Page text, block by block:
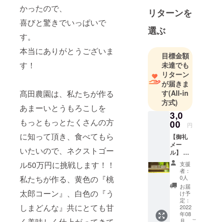
かったので、
喜びと驚きでいっぱいで
す。
本当にありがとうございま
す！
髙田農園は、私たちが作る
あまーいとうもろこしを
もっともっとたくさんの方
に知って頂き、食べてもら
いたいので、ネクストゴー
ル50万円に挑戦します！！
私たちが作る、黄色の『桃
太郎コーン』、白色の『う
しまどんな』共にとても甘
リターンを
選ぶ
目標金額
未達でも
リターン
が届きま
す(All-in
方式)
3,0
00 円
【御礼
メー
ル】 髙
田農園
から心
からの
感謝を
メール
支援
者：
0人
お届
け予
定：
2022
年08